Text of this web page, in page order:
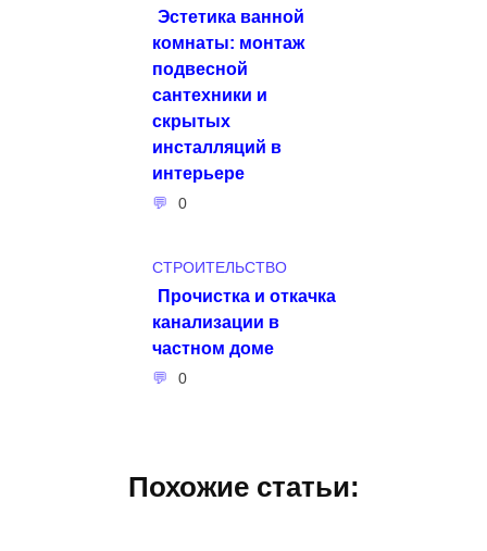
Эстетика ванной
комнаты: монтаж
подвесной
сантехники и
скрытых
инсталляций в
интерьере
0
СТРОИТЕЛЬСТВО
Прочистка и откачка
канализации в
частном доме
0
Похожие статьи: